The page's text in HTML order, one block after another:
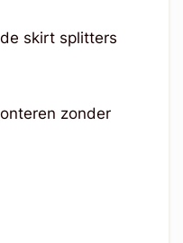
skirt splitters
zonder